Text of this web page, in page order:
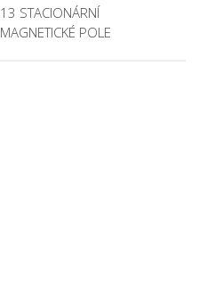
13 STACIONÁRNÍ
MAGNETICKÉ POLE